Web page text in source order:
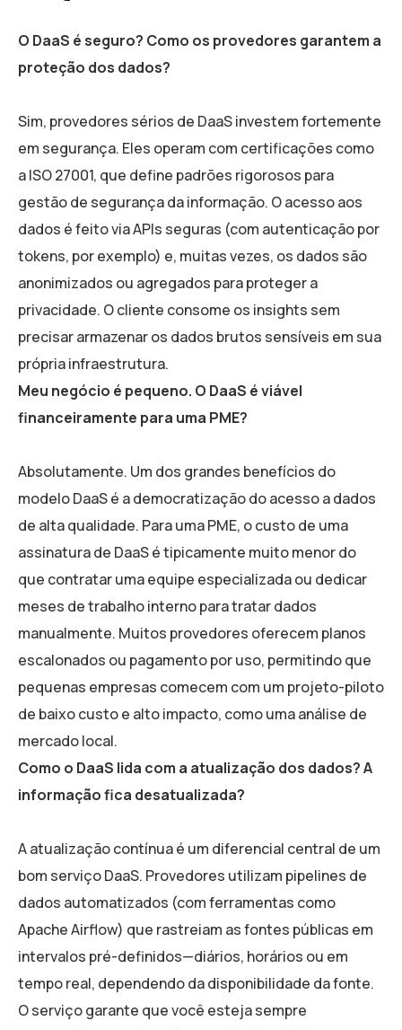
O DaaS é seguro? Como os provedores garantem a
proteção dos dados?
Sim, provedores sérios de DaaS investem fortemente
em segurança. Eles operam com certificações como
a ISO 27001, que define padrões rigorosos para
gestão de segurança da informação. O acesso aos
dados é feito via APIs seguras (com autenticação por
tokens, por exemplo) e, muitas vezes, os dados são
anonimizados ou agregados para proteger a
privacidade. O cliente consome os insights sem
precisar armazenar os dados brutos sensíveis em sua
própria infraestrutura.
Meu negócio é pequeno. O DaaS é viável
financeiramente para uma PME?
Absolutamente. Um dos grandes benefícios do
modelo DaaS é a democratização do acesso a dados
de alta qualidade. Para uma PME, o custo de uma
assinatura de DaaS é tipicamente muito menor do
que contratar uma equipe especializada ou dedicar
meses de trabalho interno para tratar dados
manualmente. Muitos provedores oferecem planos
escalonados ou pagamento por uso, permitindo que
pequenas empresas comecem com um projeto-piloto
de baixo custo e alto impacto, como uma análise de
mercado local.
Como o DaaS lida com a atualização dos dados? A
informação fica desatualizada?
A atualização contínua é um diferencial central de um
bom serviço DaaS. Provedores utilizam pipelines de
dados automatizados (com ferramentas como
Apache Airflow) que rastreiam as fontes públicas em
intervalos pré-definidos—diários, horários ou em
tempo real, dependendo da disponibilidade da fonte.
O serviço garante que você esteja sempre